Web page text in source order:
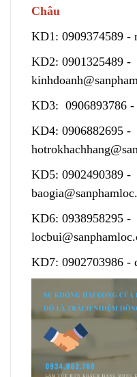
Châu
KD1: 0909374589 -
KD2: 0901325489 -
KD3: 0906893786 -
KD4: 0906882695 -
KD5: 0902490389 -
KD6: 0938958295 -
KD7: 0902703986 -